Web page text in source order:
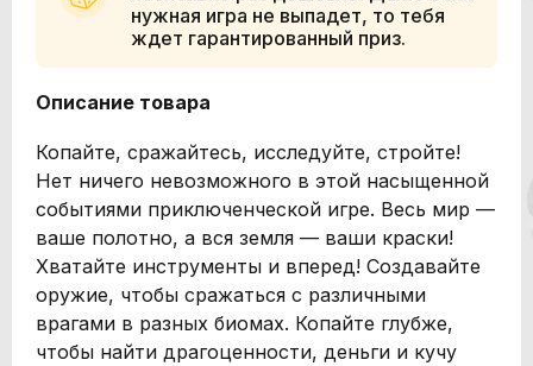
нужная игра не выпадет, то тебя
ждет гарантированный приз.
Описание товара
Копайте, сражайтесь, исследуйте, стройте!
Нет ничего невозможного в этой насыщенной
событиями приключенческой игре. Весь мир —
ваше полотно, а вся земля — ваши краски!
Хватайте инструменты и вперед! Создавайте
оружие, чтобы сражаться с различными
врагами в разных биомах. Копайте глубже,
чтобы найти драгоценности, деньги и кучу